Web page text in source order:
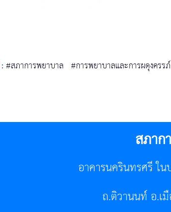
#สภาการพยาบาล #การพยาบาลและการผดุงครรภ์
สภาก
อาคารนครินทรศรี ใ
ถ.ติวานนท์ อ.เ